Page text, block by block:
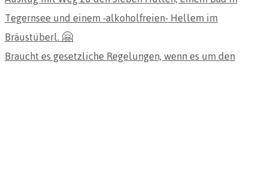
Braucht es gesetzliche Regelungen, wenn es um den